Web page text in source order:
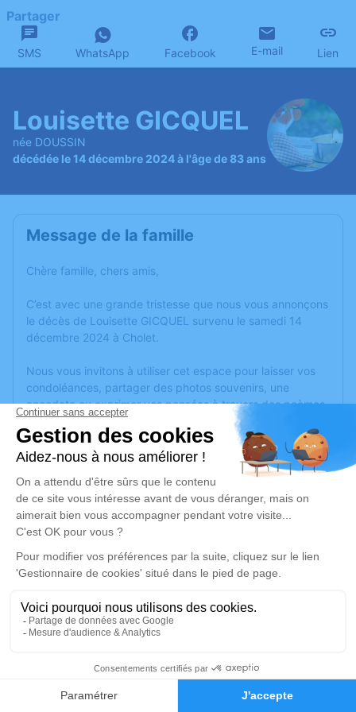
Faire-part Hommages
Partager
SMS WhatsApp Facebook E-mail Lien
Louisette GICQUEL
née DOUSSIN
décédée le 14 décembre 2024 à l'âge de 83 ans
Message de la famille
Chère famille, chers amis,
C’est avec une grande tristesse que nous vous annonçons
le décès de Louisette GICQUEL survenu le samedi 14
décembre 2024 à Cholet.
Nous vous invitons à utiliser cet espace pour laisser vos
condoléances, partager des photos souvenirs, une
anecdote ou exprimer vos pensées à travers des poèmes
ou des textes. Cet endroit est un lieu d'expression dédié à
honorer la mémoire de Louisette GICQUEL.
Un service de plantation d’arbre hommage estdisponible
ici.
Cérémonie religieuse
vendredi 20 décembre 2024 à 10h00
Église Saint Louis Marie Grignion de
Montfort de Cholet
49300 Cholet